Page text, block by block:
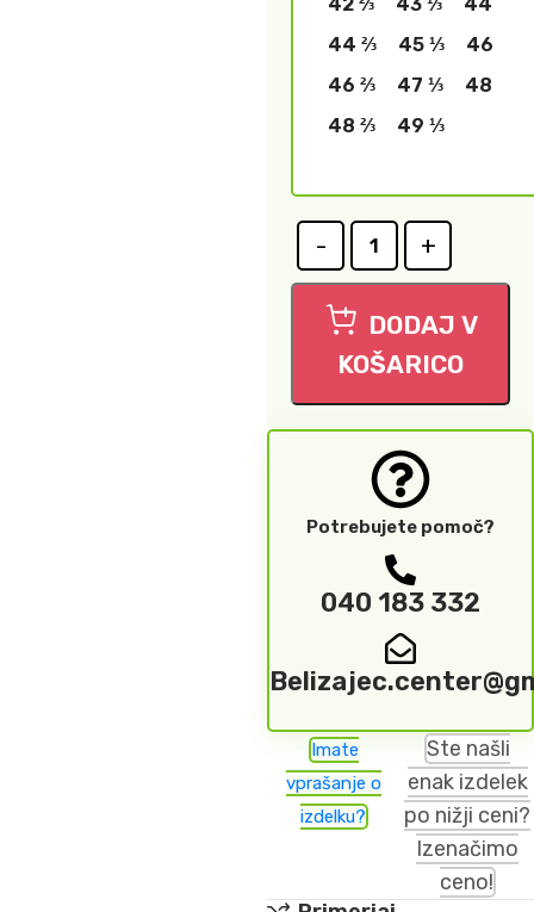
44 ⅔
45 ⅓
46
46 ⅔
47 ⅓
48
48 ⅔
49 ⅓
DODAJ V
KOŠARICO
Potrebujete pomoč?
040 183 332
Imate
vprašanje o
izdelku?
Ste našli
enak izdelek
po nižji ceni?
Izenačimo
ceno!